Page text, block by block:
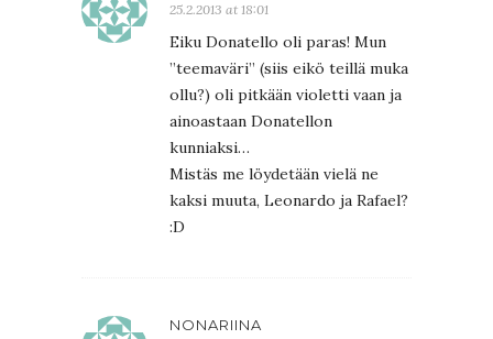
25.2.2013 at 18:01
Eiku Donatello oli paras! Mun
”teemaväri” (siis eikö teillä muka
ollu?) oli pitkään violetti vaan ja
ainoastaan Donatellon
kunniaksi…
Mistäs me löydetään vielä ne
kaksi muuta, Leonardo ja Rafael?
:D
NONARIINA